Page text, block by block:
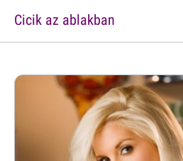
Cicik az ablakban